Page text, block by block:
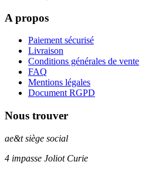
A propos
Paiement sécurisé
Livraison
Conditions générales de vente
FAQ
Mentions légales
Document RGPD
Nous trouver
ae&tsiège social
4 impasse Joliot Curie